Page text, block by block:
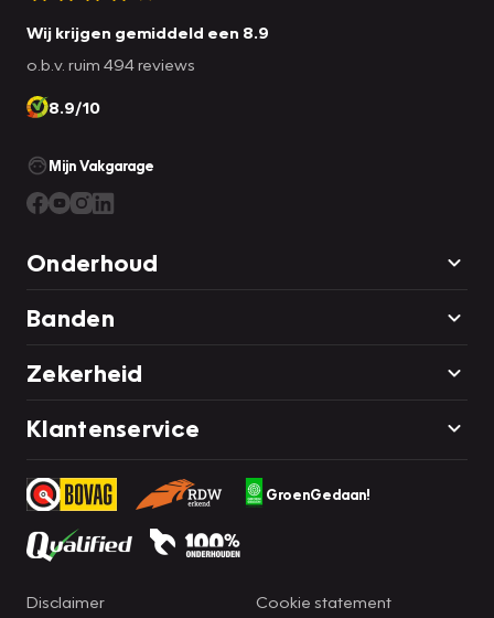
Wij krijgen gemiddeld een 8.9
o.b.v. ruim 494 reviews
8.9/10
Mijn Vakgarage
Onderhoud
Banden
Zekerheid
Klantenservice
GroenGedaan!
Disclaimer Cookie statement